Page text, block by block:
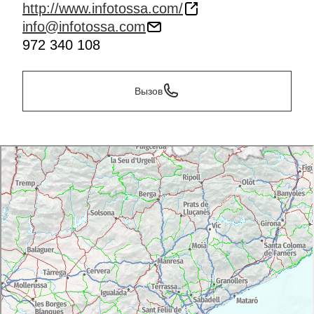
http://www.infotossa.com/
info@infotossa.com
972 340 108
Вызов